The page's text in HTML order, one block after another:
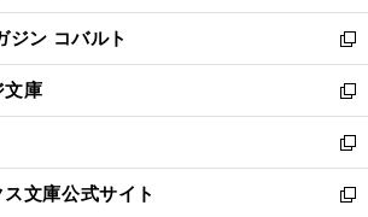
開
く
ウ
で
開
く
ン
ド
ウ
で
開
く
ウ
ィ
ン
ド
ウ
で
開
く
ン コバルト
新
し
い
ウ
ィ
ン
ド
文庫
新
し
い
ウ
ィ
新
し
い
文庫公式サイト
新